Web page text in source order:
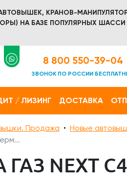
КРАНОВ-
НА БАЗЕ ПОПУЛЯРНЫХ ШАССИ
8 800 550-39-04
ЗВОНОК ПО РОССИИ
/ ЛИЗИНГ ДОСТАВКА
Продажа
Новые
NEXT